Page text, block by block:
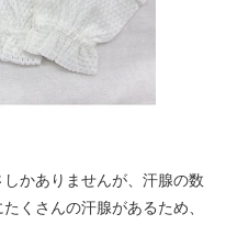
かありませんが、汗腺の数
くさんの汗腺があるため、